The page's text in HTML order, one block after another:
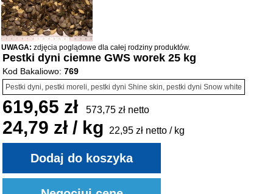
UWAGA: zdjęcia poglądowe dla całej rodziny produktów.
Pestki dyni ciemne GWS worek 25 kg
Kod Bakaliowo:769
Pestki dyni, pestki moreli, pestki dyni Shine skin, pestki dyni Snow white
619,65 zł 573,75 zł netto
24,79 zł / kg 22,95 zł netto / kg